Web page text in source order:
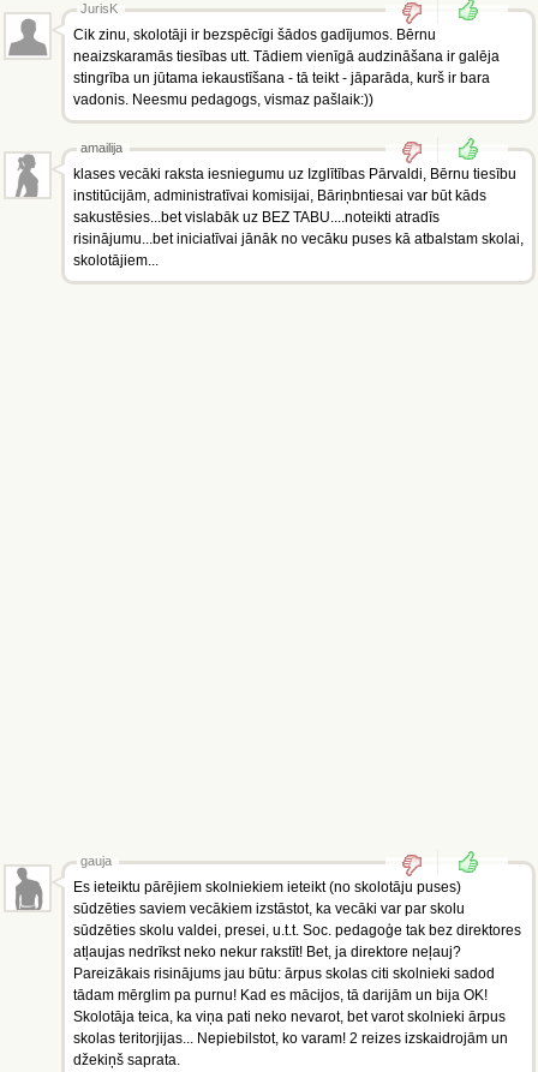
JurisK
Cik zinu, skolotāji ir bezspēcīgi šādos gadījumos. Bērnu
neaizskaramās tiesības utt. Tādiem vienīgā audzināšana ir galēja
stingrība un jūtama iekaustīšana - tā teikt - jāparāda, kurš ir bara
vadonis. Neesmu pedagogs, vismaz pašlaik:))
amailija
klases vecāki raksta iesniegumu uz Izglītības Pārvaldi, Bērnu tiesību
institūcijām, administratīvai komisijai, Bāriņbntiesai var būt kāds
sakustēsies...bet vislabāk uz BEZ TABU....noteikti atradīs
risinājumu...bet iniciatīvai jānāk no vecāku puses kā atbalstam skolai,
skolotājiem...
gauja
Es ieteiktu pārējiem skolniekiem ieteikt (no skolotāju puses)
sūdzēties saviem vecākiem izstāstot, ka vecāki var par skolu
sūdzēties skolu valdei, presei, u.t.t. Soc. pedagoģe tak bez direktores
atļaujas nedrīkst neko nekur rakstīt! Bet, ja direktore neļauj?
Pareizākais risinājums jau būtu: ārpus skolas citi skolnieki sadod
tādam mērglim pa purnu! Kad es mācijos, tā darijām un bija OK!
Skolotāja teica, ka viņa pati neko nevarot, bet varot skolnieki ārpus
skolas teritorjijas... Nepiebilstot, ko varam! 2 reizes izskaidrojām un
džekiņš saprata.